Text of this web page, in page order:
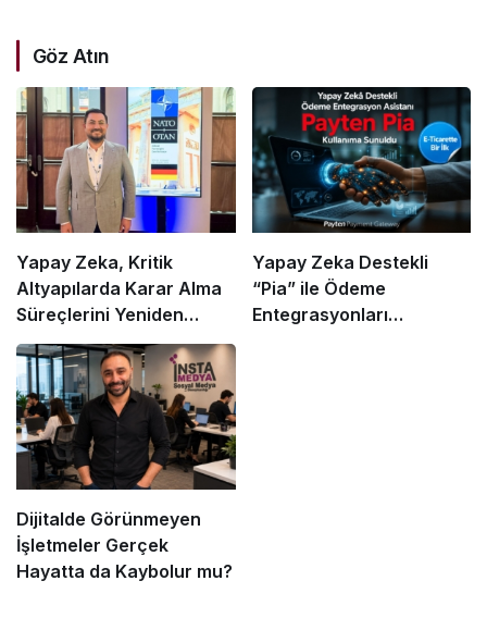
Göz Atın
Yapay Zeka, Kritik
Altyapılarda Karar Alma
Süreçlerini Yeniden
Şekillendiriyor
Yapay Zeka Destekli
“Pia” ile Ödeme
Entegrasyonları
Dijitalde Görünmeyen
İşletmeler Gerçek
Hayatta da Kaybolur mu?